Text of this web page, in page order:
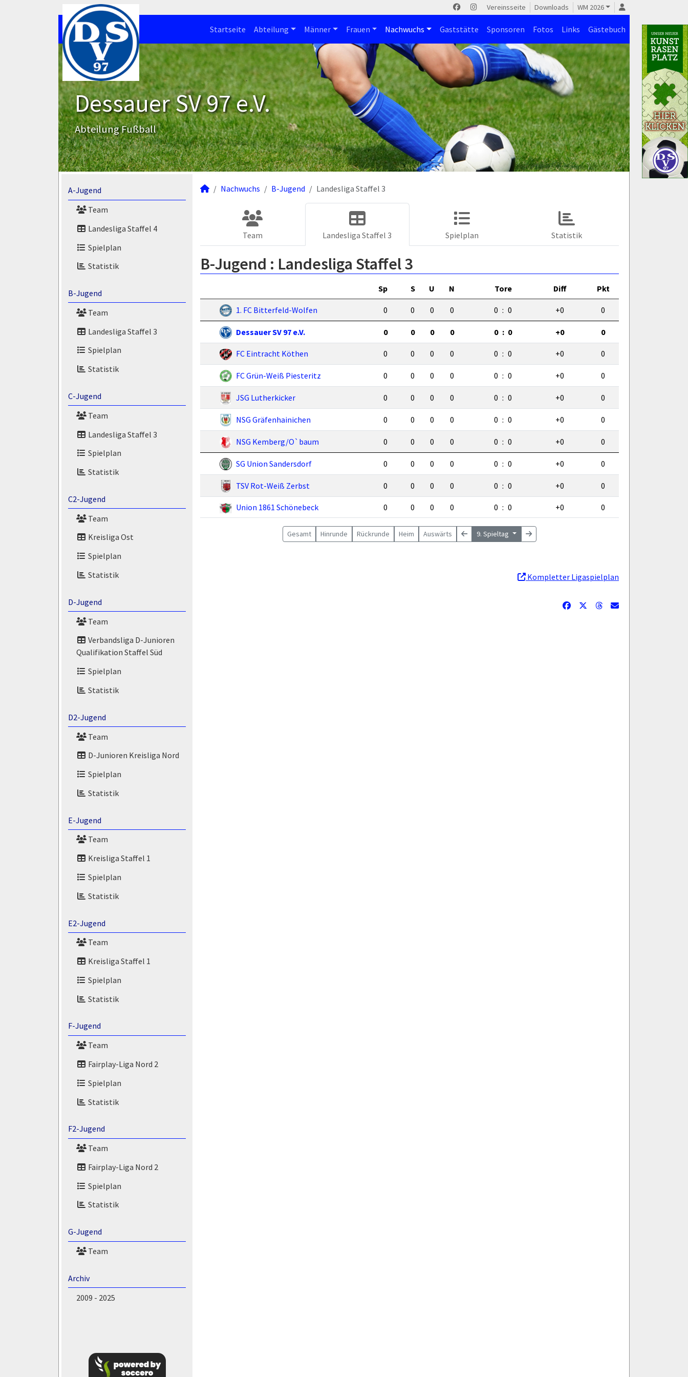
Vereinsseite Downloads WM 2026
Startseite Abteilung Männer Frauen Nachwuchs Gaststätte Sponsoren Fotos Links Gästebuch
Dessauer SV 97 e.V.
Abteilung Fußball
A-Jugend
Team
Landesliga Staffel 4
Spielplan
Statistik
B-Jugend
Team
Landesliga Staffel 3
Spielplan
Statistik
C-Jugend
Team
Landesliga Staffel 3
Spielplan
Statistik
C2-Jugend
Team
Kreisliga Ost
Spielplan
Statistik
D-Jugend
Team
Verbandsliga D-Junioren
Qualifikation Staffel Süd
Spielplan
Statistik
D2-Jugend
Team
D-Junioren Kreisliga Nord
Spielplan
Statistik
E-Jugend
Team
Kreisliga Staffel 1
Spielplan
Statistik
E2-Jugend
Team
Kreisliga Staffel 1
Spielplan
Statistik
F-Jugend
Team
Fairplay-Liga Nord 2
Spielplan
Statistik
F2-Jugend
Team
Fairplay-Liga Nord 2
Spielplan
Statistik
G-Jugend
Team
Archiv
2009 - 2025
Nachwuchs B-Jugend Landesliga Staffel 3
Team Landesliga Staffel 3 Spielplan Statistik
B-Jugend : Landesliga Staffel 3
Sp S U N Tore Diff Pkt
1. FC Bitterfeld-Wolfen 0 0 0 0 0 : 0 +0 0
Dessauer SV 97 e.V. 0 0 0 0 0 : 0 +0 0
FC Eintracht Köthen 0 0 0 0 0 : 0 +0 0
FC Grün-Weiß Piesteritz 0 0 0 0 0 : 0 +0 0
JSG Lutherkicker 0 0 0 0 0 : 0 +0 0
NSG Gräfenhainichen 0 0 0 0 0 : 0 +0 0
NSG Kemberg/O`baum 0 0 0 0 0 : 0 +0 0
SG Union Sandersdorf 0 0 0 0 0 : 0 +0 0
TSV Rot-Weiß Zerbst 0 0 0 0 0 : 0 +0 0
Union 1861 Schönebeck 0 0 0 0 0 : 0 +0 0
Gesamt Hinrunde Rückrunde Heim Auswärts 9. Spieltag
Kompletter Ligaspielplan